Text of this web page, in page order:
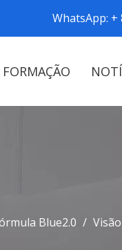
WhatsApp: +
FORMAÇÃO
Blue2.0 /